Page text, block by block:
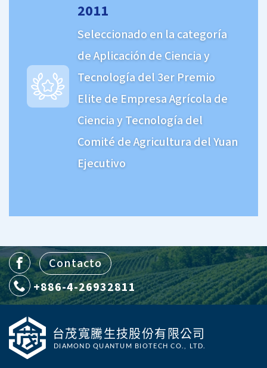
2011
Seleccionado en la categoría
de Aplicación de Ciencia y
Tecnología del 3er Premio
Elite de Empresa Agrícola de
Ciencia y Tecnología del
Comité de Agricultura del Yuan
Ejecutivo
Contacto
+886-4-26932811